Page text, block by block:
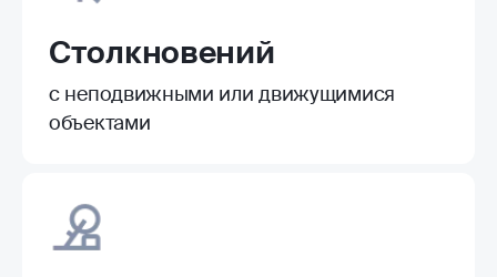
Столкновений
с неподвижными или движущимися
объектами